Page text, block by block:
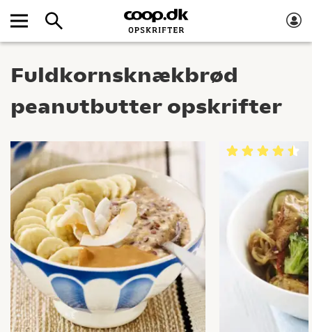
Fuldkornsknækbrød
peanutbutter opskrifter